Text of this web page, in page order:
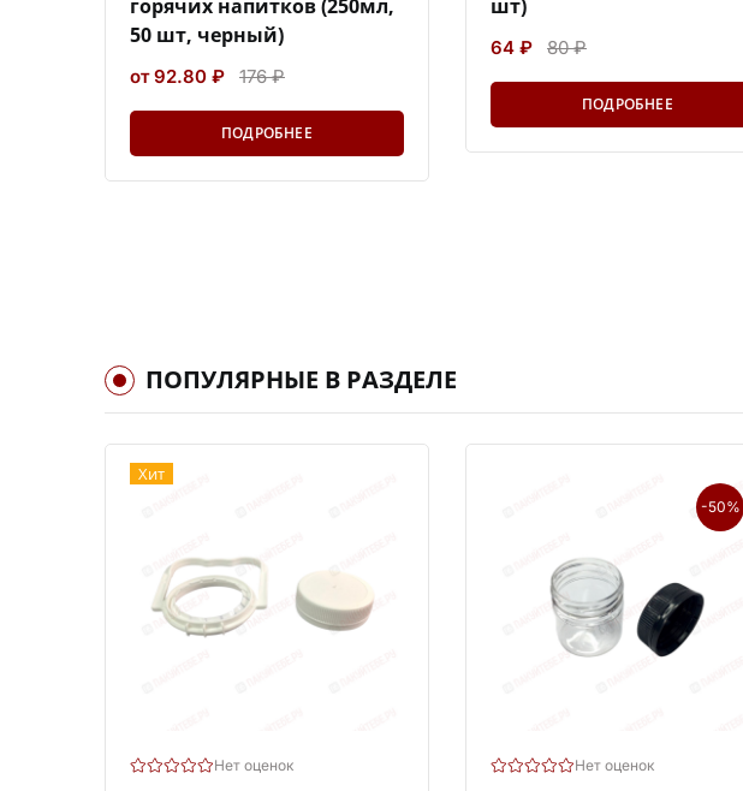
горячих напитков (250мл,
50 шт, черный)
от 92.80 ₽ 176 ₽
ПОДРОБНЕЕ
шт)
64 ₽ 80 ₽
ПОДРОБНЕЕ
ПОПУЛЯРНЫЕ В РАЗДЕЛЕ
Хит
Нет оценок
-50%
Нет оценок